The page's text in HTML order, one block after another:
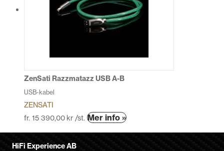
De
olika
alternativen
produktsidan
ZenSati Razzmatazz USB A-B
USB-kabel
ZENSATI
fr. 15 390,00 kr /st. Mer info »Den
HiFi Experience AB